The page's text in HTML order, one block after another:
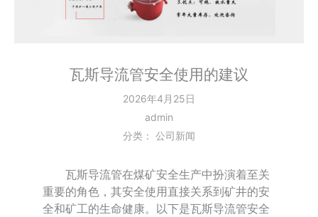
瓦斯导流管安全使用的建议
2026年4月25日
admin
分类： 公司新闻
瓦斯导流管在煤矿安全生产中扮演着至关
重要的角色，其安全使用直接关系到矿井的安
全和矿工的生命健康。以下是瓦斯导流管安全